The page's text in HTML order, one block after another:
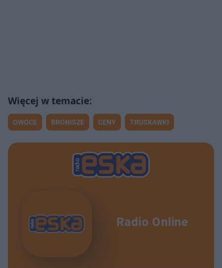
OWOCE BRONISZE CENY TRUSKAWKI
Radio Online